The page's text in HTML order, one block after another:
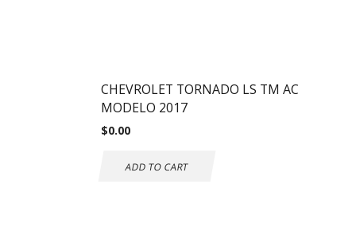
CHEVROLET TORNADO LS TM AC
MODELO 2017
$0.00
ADD TO CART